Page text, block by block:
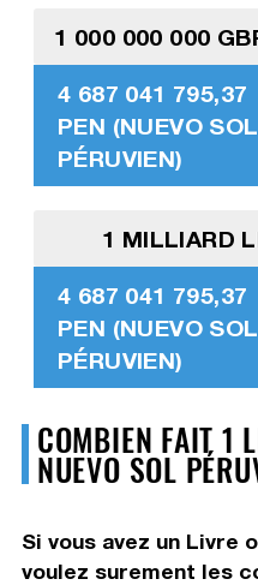
1 000 000 000
4 687 041 795,37
PEN (NUEVO SOL
PÉRUVIEN)
1 MILLIARD
4 687 041 795,37
PEN (NUEVO SOL
PÉRUVIEN)
COMBIEN FAIT 1
NUEVO SOL
Si vous avez un Livre
voulez surement les